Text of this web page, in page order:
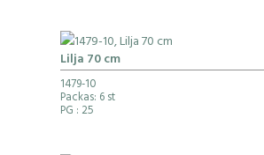
Lilja 70 cm
1479-10
Packas: 6 st
PG : 25